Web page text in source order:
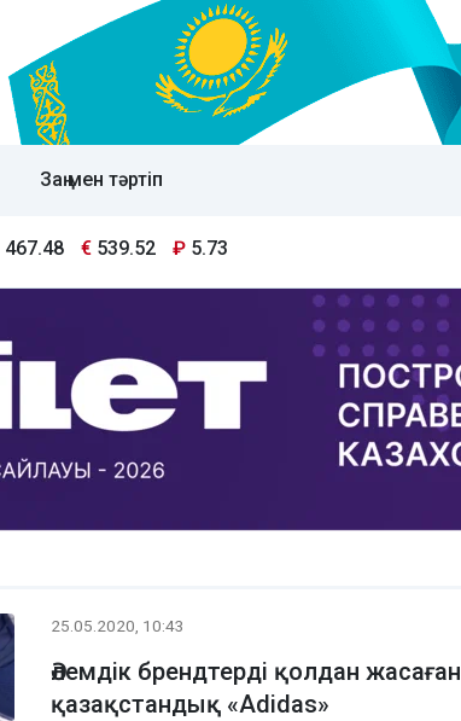
Заң мен тәртіп
467.48 € 539.52 ₽ 5.73
25.05.2020, 10:43
Әлемдік брендтерді қолдан жасаған
қазақстандық «Adidas»